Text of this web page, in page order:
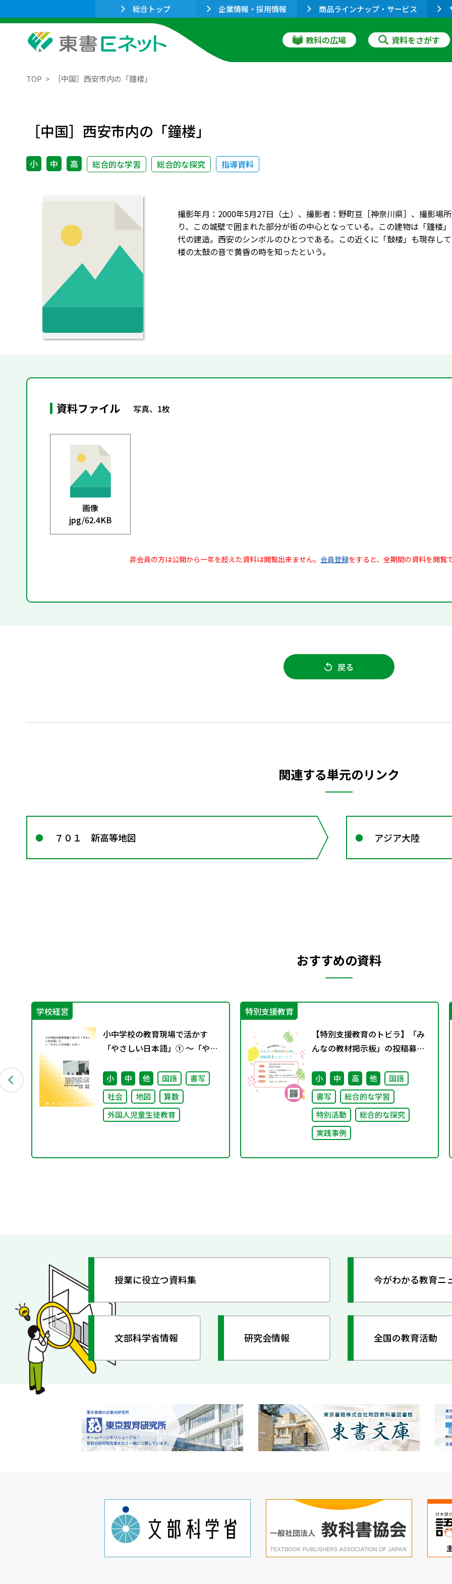
総合トップ 企業情報・採用情報 商品ラインナップ・サービス
教科の広場 資料をさがす
TOP ［中国］西安市内の「鐘楼」
［中国］西安市内の「鐘楼」
小 中 高 総合的な学習 総合的な探究 指導資料
撮影年月：2000年5月27日（土）、撮影者：野町亘［神奈川県］、撮影場
り、この城壁で囲まれた部分が街の中心となっている。この建物は「鐘楼
代の建造。西安のシンボルのひとつである。この近くに「鼓楼」も現存し
楼の太鼓の音で黄昏の時を知ったという。
資料ファイル 写真、1枚
画像
jpg/62.4KB
非会員の方は公開から一年を超えた資料は閲覧出来ません。 会員登録をすると、全期間の資料を閲覧
戻る
関連する単元のリンク
７０１ 新高等地図 アジア大陸
おすすめの資料
学校経営
小中学校の教育現場で活かす
「やさしい日本語」① ～「やさ
しい日本語」とは～
小 中 他 国語
書写
社会
地図
算数
外国人児童生徒教育
特別支援教育
【特別支援教育のトビラ】「み
んなの教材掲示板」の投稿募集
を開始しました！
小 中 高 他
国語
書写
総合的な学習
特別活動
総合的な探究
実践事例
授業に役立つ資料集 今がわかる教育ニ
文部科学省情報 研究会情報 全国の教育活動